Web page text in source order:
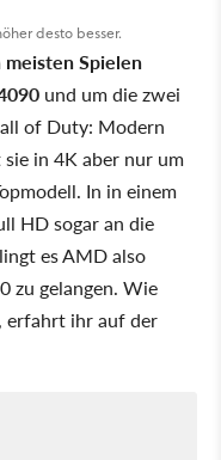
desto besser.
Spielen
und um die zwei
of Duty: Modern
in 4K aber nur um
In in einem
HD sogar an die
es AMD also
zu gelangen. Wie
erfahrt ihr auf der